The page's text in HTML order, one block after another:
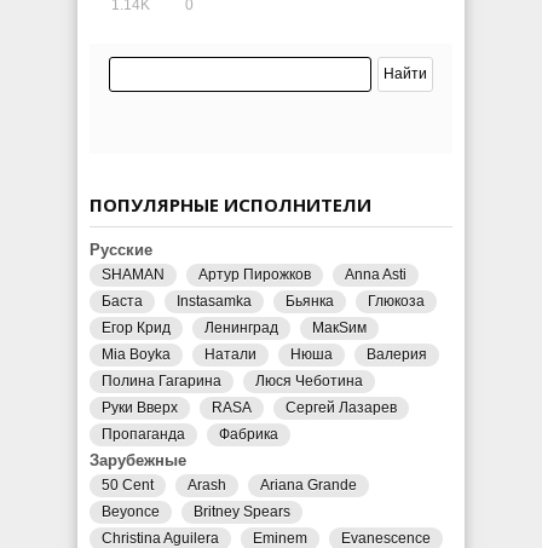
1.14K
0
ПОПУЛЯРНЫЕ ИСПОЛНИТЕЛИ
Русские
SHAMAN Артур Пирожков
Anna Asti
Баста
Instasamka Бьянка
Глюкоза
Егор Крид
Ленинград
МакSим
Mia Boyka
Натали Нюша
Валерия
Полина Гагарина
Люся Чеботина
Руки Вверх
RASA
Сергей Лазарев
Пропаганда
Фабрика
Зарубежные
50 Cent Arash
Ariana Grande
Beyonce
Britney Spears
Christina Aguilera
Eminem Evanescence